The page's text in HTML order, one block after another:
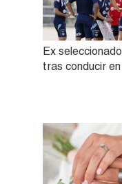
Ex
tras conducir